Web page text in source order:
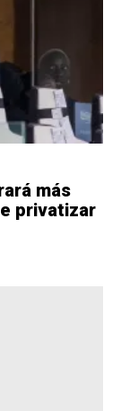
más
privatizar